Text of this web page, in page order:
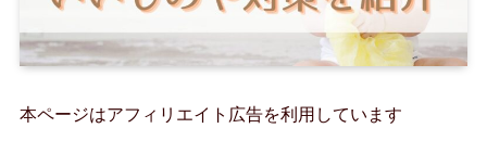
本ページはアフィリエイト広告を利用しています